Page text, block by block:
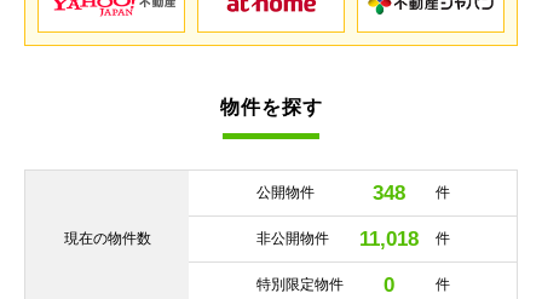
物件を探す
現在の物件数
公開物件 348 件
非公開物件 11,018 件
特別限定物件 0 件